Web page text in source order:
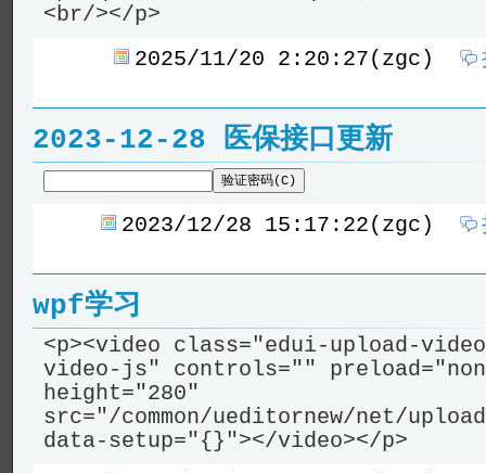
<br/></p>
2025/11/20 2:20:27(zgc)
2023-12-28 医保接口更新
验证密码(C)
2023/12/28 15:17:22(zgc)
wpf学习
<p><video class="edui-upload-
video-js" controls=""
height="280"
src="/common/ueditornew/net/
data-setup="{}"></video></p>